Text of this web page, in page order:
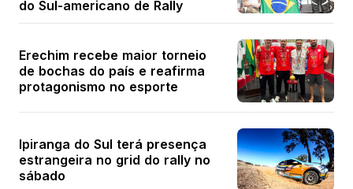
do Sul-americano de Rally
Erechim recebe maior torneio
de bochas do país e reafirma
protagonismo no esporte
Ipiranga do Sul terá presença
estrangeira no grid do rally no
sábado